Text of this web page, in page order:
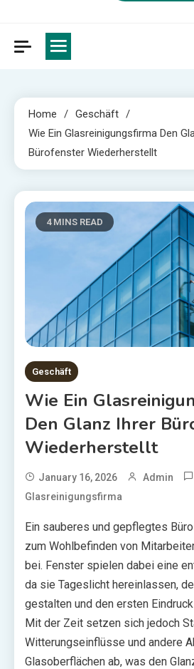
Home
Geschäft
Wie Ein Glasreinigungsfirma Den
Bürofenster Wiederherstellt
4 MINS READ
Geschäft
Wie Ein
Den Glanz Ihrer
Wiederherstellt
January 16, 2026 Admin
Glasreinigungsfirma
Ein sauberes und gepflegtes
zum Wohlbefinden von
bei. Fenster spielen dabei eine
da sie Tageslicht hereinlassen,
gestalten und den ersten
Mit der Zeit setzen sich jedoch
Witterungseinflüsse und andere
Glasoberflächen ab, was den